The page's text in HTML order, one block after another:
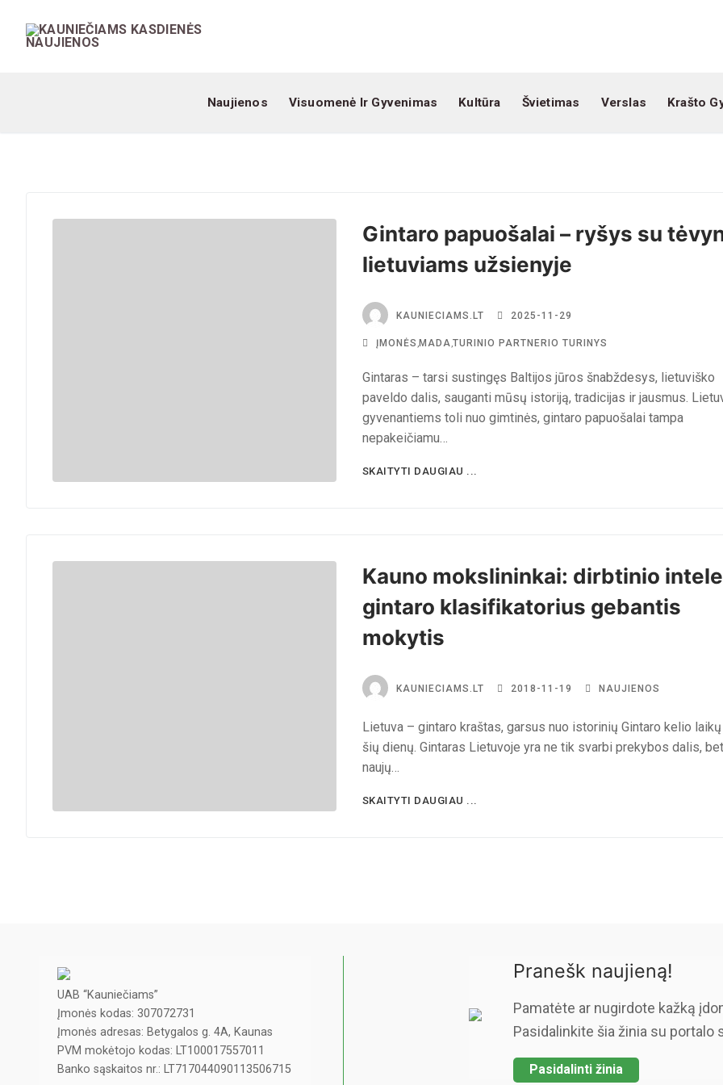
Naujienos Visuomenė Ir Gyvenimas Kultūra Švietimas Verslas Krašto
Gintaro papuošalai – ryšys su
lietuviams užsienyje
KAUNIECIAMS.LT 2025-11-29
ĮMONĖS ,MADA,TURINIO PARTNERIO TURINYS
Gintaras – tarsi sustingęs Baltijos jūros šnabždesys, lietuviško
paveldo dalis, sauganti mūsų istoriją, tradicijas ir jausmus.
gyvenantiems toli nuo gimtinės, gintaro papuošalai tampa
nepakeičiamu…
SKAITYTI DAUGIAU ...
Kauno mokslininkai: dirbtinio
gintaro klasifikatorius gebantis
mokytis
KAUNIECIAMS.LT 2018-11-19 NAUJIENOS
Lietuva – gintaro kraštas, garsus nuo istorinių Gintaro kelio
šių dienų. Gintaras Lietuvoje yra ne tik svarbi prekybos dalis,
naujų…
SKAITYTI DAUGIAU ...
UAB “Kauniečiams”
Įmonės kodas: 307072731
Įmonės adresas: Betygalos g. 4A, Kaunas
PVM mokėtojo kodas: LT100017557011
Banko sąskaitos nr.: LT717044090113506715
Pranešk naujieną!
Pamatėte ar nugirdote kažką
Pasidalinkite šia žinia su portalo
Pasidalinti žinia